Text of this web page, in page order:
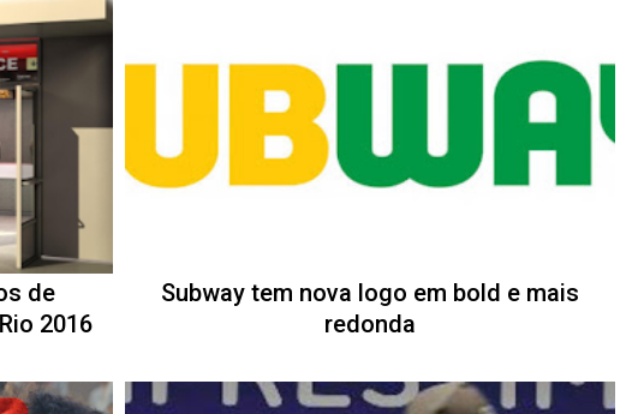
de
2016
Subway tem nova logo em bold e mais
redonda